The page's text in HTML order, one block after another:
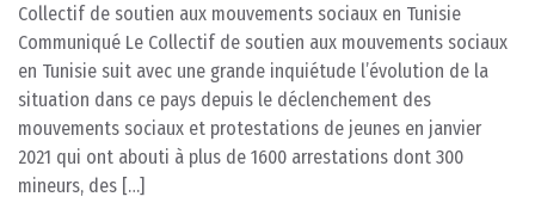
Collectif de soutien aux mouvements sociaux en Tunisie
Communiqué Le Collectif de soutien aux mouvements sociaux
en Tunisie suit avec une grande inquiétude l’évolution de la
situation dans ce pays depuis le déclenchement des
mouvements sociaux et protestations de jeunes en janvier
2021 qui ont abouti à plus de 1600 arrestations dont 300
mineurs, des […]